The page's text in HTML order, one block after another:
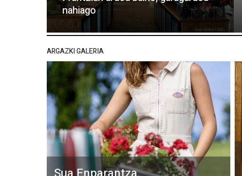
nahiago
ARGAZKI GALERIA